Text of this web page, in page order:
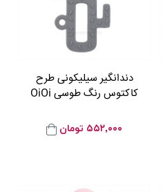
دندانگیر سیلیکونی طرح
کاکتوس رنگ طوسی OiOi
۵۵۲,۰۰۰ تومان